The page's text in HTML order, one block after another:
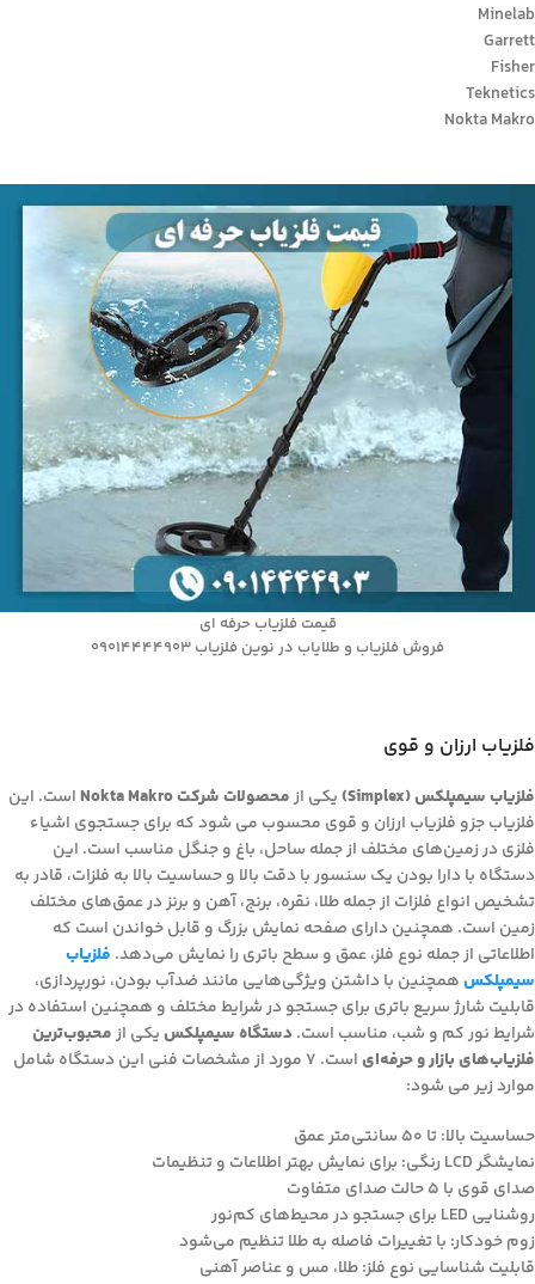
Minelab
Garrett
Fisher
Teknetics
Nokta Makro
قیمت فلزیاب حرفه ای
فروش فلزیاب و طلایاب در نوین فلزیاب 09014444903
فلزیاب ارزان و قوی
فلزیاب سیمپلکس (Simplex) یکی ازمحصولات شرکت Nokta Makro
است. این
فلزیاب جزو فلزیاب ارزان و قوی محسوب می شود که برای جستجوی اشیاء
فلزی در زمین‌های مختلف از جمله ساحل، باغ و جنگل مناسب است. این
دستگاه با دارا بودن یک سنسور با دقت بالا و حساسیت بالا به فلزات، قادر به
تشخیص انواع فلزات از جمله طلا، نقره، برنج، آهن و برنز در عمق‌های مختلف
زمین است. همچنین دارای صفحه نمایش بزرگ و قابل خواندن است که
اطلاعاتی از جمله نوع فلز، عمق و سطح باتری را نمایش می‌دهد. فلزیاب
سیمپلکسهمچنین با داشتن ویژگی‌هایی مانند ضدآب بودن، نورپردازی،
قابلیت شارژ سریع باتری برای جستجو در شرایط مختلف و همچنین استفاده در
شرایط نور کم و شب، مناسب است. دستگاه سیمپلکسیکی ازمحبوب‌ترین
فلزیاب‌های بازار و حرفه‌ای
است. 7 مورد از مشخصات فنی این دستگاه شامل
موارد زیر می شود:
حساسیت بالا: تا ۵۰ سانتی‌متر عمق
نمایشگر LCD رنگی: برای نمایش بهتر اطلاعات و تنظیمات
صدای قوی با ۵ حالت صدای متفاوت
روشنایی LED برای جستجو در محیط‌های کم‌نور
زوم خودکار: با تغییرات فاصله به طلا تنظیم می‌شود
قابلیت شناسایی نوع فلز: طلا، مس و عناصر آهنی